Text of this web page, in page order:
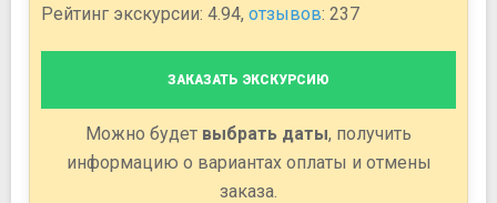
Рейтинг экскурсии: 4.94, отзывов: 237
ЗАКАЗАТЬ ЭКСКУРСИЮ
Можно будет выбрать даты, получить
информацию о вариантах оплаты и отмены
заказа.